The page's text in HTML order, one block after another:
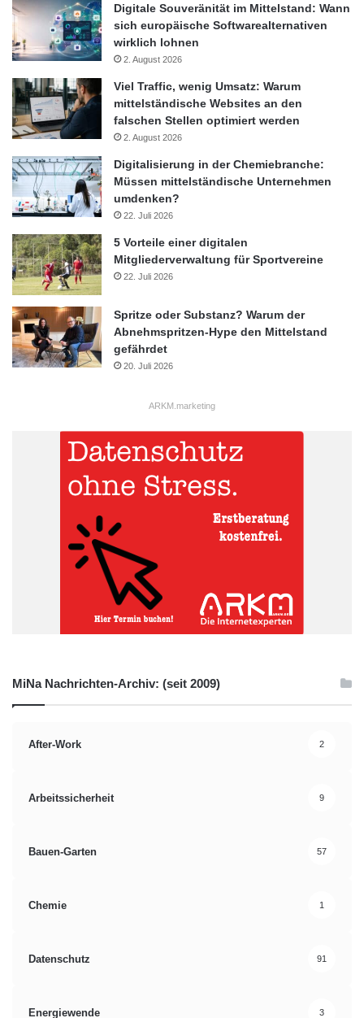
Digitale Souveränität im Mittelstand: Wann
sich europäische Softwarealternativen
wirklich lohnen
2. August 2026
Viel Traffic, wenig Umsatz: Warum
mittelständische Websites an den
falschen Stellen optimiert werden
2. August 2026
Digitalisierung in der Chemiebranche:
Müssen mittelständische Unternehmen
umdenken?
22. Juli 2026
5 Vorteile einer digitalen
Mitgliederverwaltung für Sportvereine
22. Juli 2026
Spritze oder Substanz? Warum der
Abnehmspritzen-Hype den Mittelstand
gefährdet
20. Juli 2026
ARKM.marketing
MiNa Nachrichten-Archiv: (seit 2009)
After-Work 2
Arbeitssicherheit 9
Bauen-Garten 57
Chemie 1
Datenschutz 91
Energiewende 3